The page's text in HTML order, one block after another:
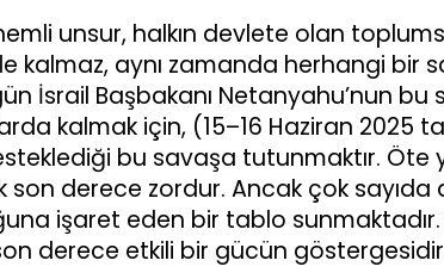
unsur, halkın devlete olan
kalmaz, aynı zamanda herhangi bir
İsrail Başbakanı Netanyahu’nun bu
kalmak için, (15–16 Haziran 2025
bu savaşa tutunmaktır. Öte
derece zordur. Ancak çok sayıda
işaret eden bir tablo sunmaktadır.
derece etkili bir gücün